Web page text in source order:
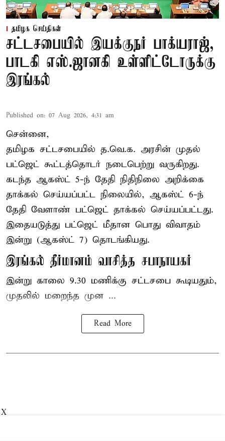
தமிழக செய்திகள்
சட்டசபையில் இயக்குநர் பாக்யராஜ்,
பாடகி எஸ்.ஜானகி உள்ளிட்டோருக்கு
இரங்கல்
Published on: 07 Aug 2026, 4:31 am
சென்னை,
தமிழக சட்டசபையில் த.வெ.க. அரசின் முதல்
பட்ஜெட் கூட்டத்தொடர் நடைபெற்று வருகிறது.
கடந்த ஆகஸ்ட் 5-ந் தேதி நிதிநிலை அறிக்கை
தாக்கல் செய்யப்பட்ட நிலையில், ஆகஸ்ட் 6-ந்
தேதி வேளாண் பட்ஜெட் தாக்கல் செய்யப்பட்டது.
இதையடுத்து பட்ஜெட் மீதான பொது விவாதம்
இன்று (ஆகஸ்ட் 7) தொடங்கியது.
இரங்கல் தீர்மானம் வாசித்த சபாநாயகர்
இன்று காலை 9.30 மணிக்கு சட்டசபை கூடியதும்,
முதலில் மறைந்த முன ...
Read More
X